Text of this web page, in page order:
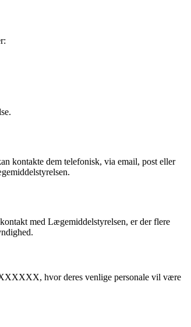
kontakte dem telefonisk, via email, post eller
med Lægemiddelstyrelsen, er der flere
hvor deres venlige personale vil være